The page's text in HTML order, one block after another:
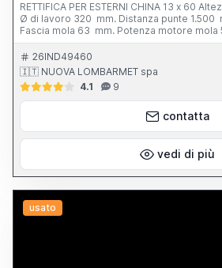
RETTIFICA PER ESTERNI CHINA 13 x 60
Ø di lavoro 320 mm. Distanza punte 1.500
Fascia mola 63 mm. Potenza motore mola
portapezzo - N. 6; 28 - 280 g/min.
Peso totale 3.800 kg. Completa di: - n. 1
- n. 1 lunetta chiusa - vasca con filtro -
26IND49460
🇮🇹 NUOVA LOMBARMET spa
4.1
9
contatta
vedi di più
usato